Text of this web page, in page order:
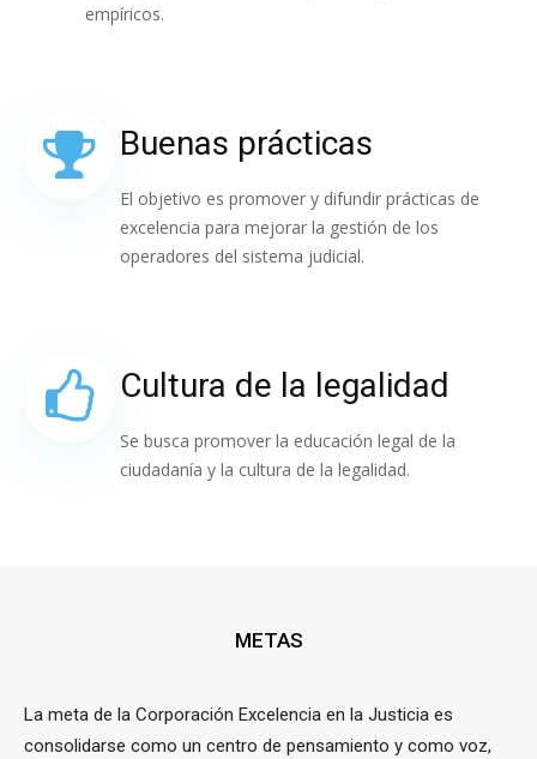
empíricos.
Buenas prácticas
El objetivo es promover y difundir prácticas de
excelencia para mejorar la gestión de los
operadores del sistema judicial.
Cultura de la legalidad
Se busca promover la educación legal de la
ciudadanía y la cultura de la legalidad.
METAS
La meta de la Corporación Excelencia en la Justicia es
consolidarse como un centro de pensamiento y como voz,